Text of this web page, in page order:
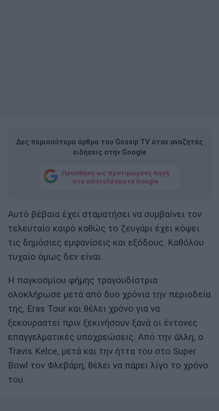
Δες περισσότερα άρθρα του Gossip TV όταν αναζητάς
ειδήσεις στην Google
Προσθήκη ως προτιμώμενη πηγή
στα αποτελέσματα Google
Αυτό βέβαια έχει σταματήσει να συμβαίνει τον
τελευταίο καιρό καθώς το ζευγάρι έχει κόψει
τις δημόσιες εμφανίσεις και εξόδους. Καθόλου
τυχαίο όμως δεν είναι.
Η παγκοσμίου φήμης τραγουδίστρια
ολοκλήρωσε μετά από δυο χρόνια την περιοδεία
της, Eras Tour και θέλει χρόνο για να
ξεκουραστεί πριν ξεκινήσουν ξανά οι έντονες
επαγγελματικές υποχρεώσεις. Από την άλλη, ο
Travis Kelce, μετά και την ήττα του στο Super
Bowl τον Φλεβάρη, θέλει να πάρει λίγο το χρόνο
του.